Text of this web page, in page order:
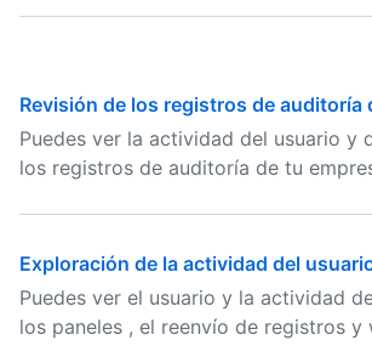
Revisión de los registros de auditoría
Puedes ver la actividad del usuario y
los registros de auditoría de tu
Exploración de la actividad del
Puedes ver el usuario y la actividad
los paneles , el reenvío de registros y